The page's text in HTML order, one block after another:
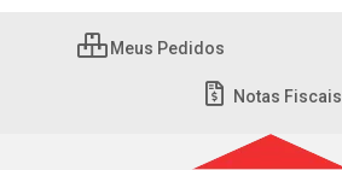
Meus Pedidos
Notas Fiscais